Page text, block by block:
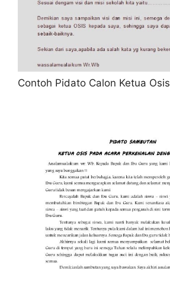
Contoh Pidato Calon Ketua Osis